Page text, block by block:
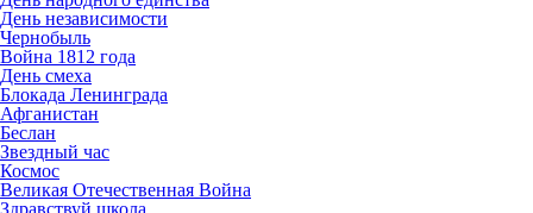
День независимости
Чернобыль
Война 1812 года
День смеха
Блокада Ленинграда
Афганистан
Беслан
Звездный час
Космос
Великая Отечественная Война
Здравствуй школа